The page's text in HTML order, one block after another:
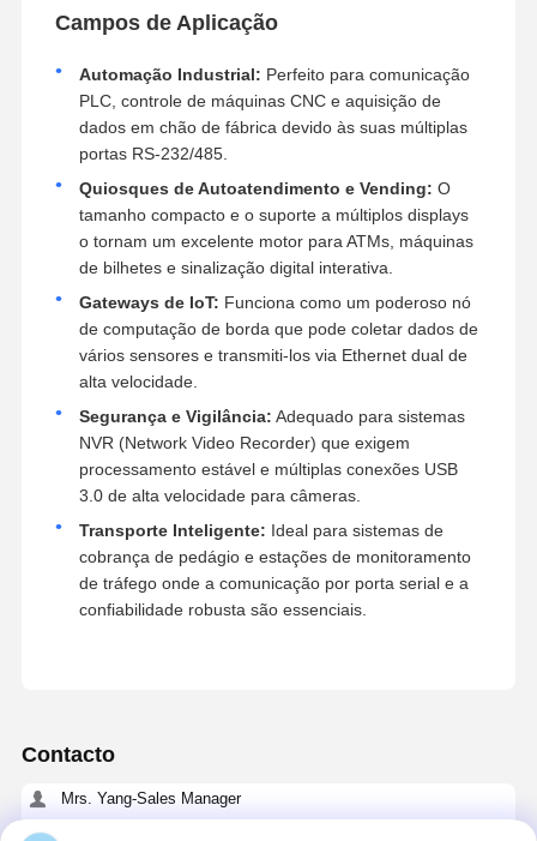
Campos de Aplicação
Automação Industrial: Perfeito para comunicação
PLC, controle de máquinas CNC e aquisição de
dados em chão de fábrica devido às suas múltiplas
portas RS-232/485.
Quiosques de Autoatendimento e Vending: O
tamanho compacto e o suporte a múltiplos displays
o tornam um excelente motor para ATMs, máquinas
de bilhetes e sinalização digital interativa.
Gateways de IoT: Funciona como um poderoso nó
de computação de borda que pode coletar dados de
vários sensores e transmiti-los via Ethernet dual de
alta velocidade.
Segurança e Vigilância: Adequado para sistemas
NVR (Network Video Recorder) que exigem
processamento estável e múltiplas conexões USB
3.0 de alta velocidade para câmeras.
Transporte Inteligente: Ideal para sistemas de
cobrança de pedágio e estações de monitoramento
de tráfego onde a comunicação por porta serial e a
confiabilidade robusta são essenciais.
Contacto
Mrs. Yang-Sales Manager